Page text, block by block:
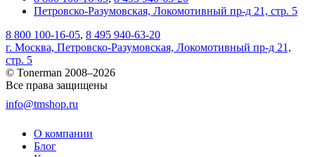
Петровско-Разумовская, Локомотивный пр-д 21, стр. 5
8 800 100-16-05, 8 495 940-63-20
г. Москва, Петровско-Разумовская, Локомотивный пр-д 21,
стр. 5
© Tonerman 2008–2026
Все права защищены
info@tmshop.ru
О компании
Блог